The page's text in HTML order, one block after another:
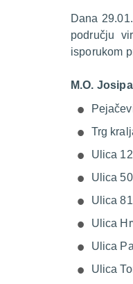
Dana
području
isporukom
M.O.
Trg
Ulica
Ulica
Ulica
Ulica
Ulica
Ulica